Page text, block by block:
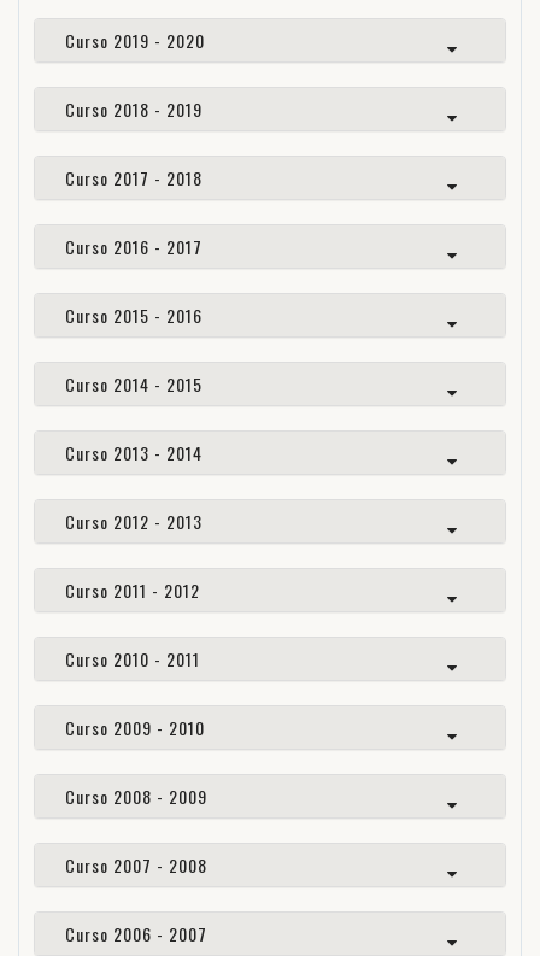
Curso 2019 - 2020
Curso 2018 - 2019
Curso 2017 - 2018
Curso 2016 - 2017
Curso 2015 - 2016
Curso 2014 - 2015
Curso 2013 - 2014
Curso 2012 - 2013
Curso 2011 - 2012
Curso 2010 - 2011
Curso 2009 - 2010
Curso 2008 - 2009
Curso 2007 - 2008
Curso 2006 - 2007